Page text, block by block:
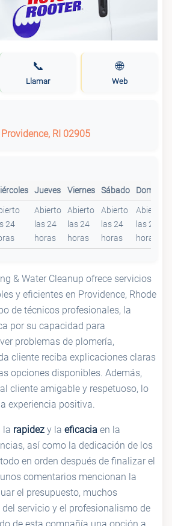
📞
Llamar
🌐
Web
RI 02905
Jueves Viernes Sábado Domingo
24
Abierto
las 24
horas
Abierto
las 24
horas
Abierto
las 24
horas
Abierto
las 24
horas
& Water Cleanup ofrece servicios
y eficientes en Providence, Rhode
de técnicos profesionales, la
por su capacidad para
problemas de plomería,
cliente reciba explicaciones claras
opciones disponibles. Además,
cliente amigable y respetuoso, lo
experiencia positiva.
la rapidez y la eficacia en la
así como la dedicación de los
en orden después de finalizar el
comentarios mencionan la
el presupuesto, muchos
servicio y el profesionalismo de